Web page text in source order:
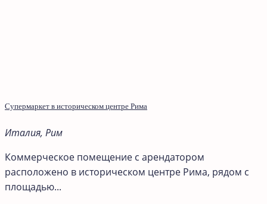
Супермаркет в историческом центре Рима
Италия, Рим
Коммерческое помещение с арендатором
расположено в историческом центре Рима, рядом с
площадью...